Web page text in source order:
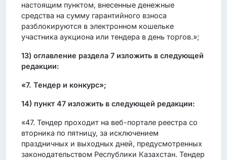
настоящим пунктом, внесенные денежные
средства на сумму гарантийного взноса
разблокируются в электронном кошельке
участника аукциона или тендера в день торгов.»;
13) оглавление раздела 7 изложить в следующей
редакции:
«7. Тендер и конкурс»;
14) пункт 47 изложить в следующей редакции:
«47. Тендер проходит на веб-портале реестра со
вторника по пятницу, за исключением
праздничных и выходных дней, предусмотренных
законодательством Республики Казахстан. Тендер